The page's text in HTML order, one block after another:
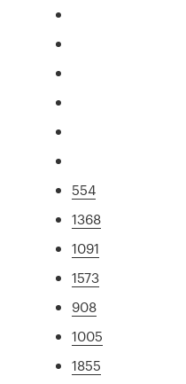
554
1368
1091
1573
908
1005
1855